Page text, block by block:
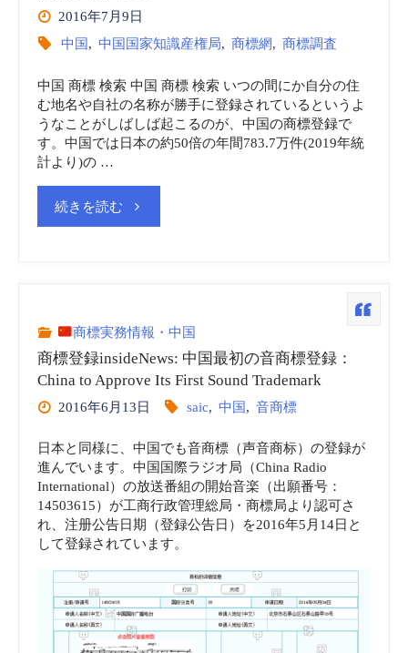
2016年7月9日
中国 , 中国国家知識産権局, 商標網, 商標調査
中国 商標 検索 中国 商標 検索 いつの間にか自分の住
む地名や自社の名称が勝手に登録されているというよ
うなことがしばしば起こるのが、中国の商標登録で
す。中国では日本の約50倍の年間783.7万件(2019年統
計より)の …
続きを読む"中
商
登
録
を
検
索
(中
商標実務情報・中国
商標登録insideNews: 中国最初の音商標登録：
China to Approve Its First Sound Trademark
2016年6月13日 saic, 中国, 音商標
日本と同様に、中国でも音商標（声音商标）の登録が
進んでいます。中国国際ラジオ局（China Radio
International）の放送番組の開始音楽（出願番号：
14503615）が工商行政管理総局・商標局より認可さ
れ、注册公告日期（登録公告日）を2016年5月14日と
して登録されています。